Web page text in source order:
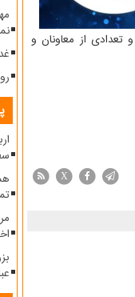
تعدادی از معاونان و
X